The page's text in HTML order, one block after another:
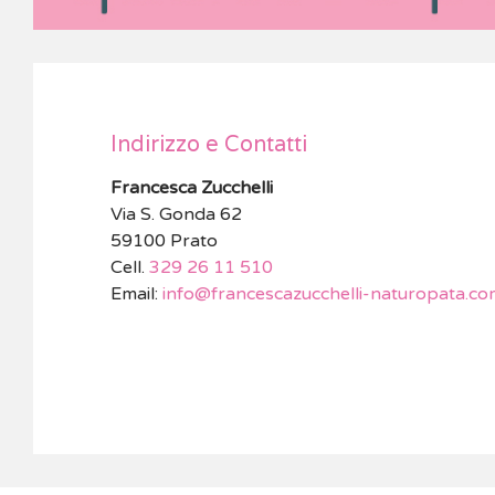
Indirizzo e Contatti
Francesca Zucchelli
Via S. Gonda 62
59100 Prato
Cell. 329 26 11 510
Email: info@francescazucchelli-